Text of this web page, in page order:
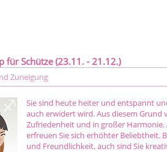
für Schütze (23.11. - 21.12.)
Zuneigung
Sie sind heute heiter und entspannt
auch erwidert wird. Aus diesem Grund
Zufriedenheit und in großer
erfreuen Sie sich erhöhter Beliebtheit.
und Freundlichkeit, auch sind Sie